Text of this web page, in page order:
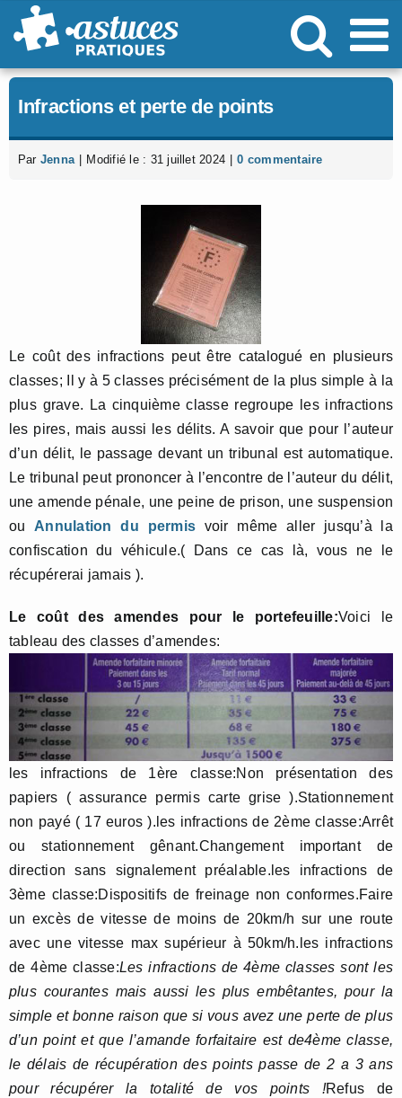
Passer
au
Infractions et perte de points
Par Jenna Modifié le : 31 juillet 2024 0 commentaire
Le coût des infractions peut être catalogué en plusieurs
classes; Il y à 5 classes précisément de la plus simple à la
plus grave. La cinquième classe regroupe les infractions
les pires, mais aussi les délits. A savoir que pour l’auteur
d’un délit, le passage devant un tribunal est automatique.
Le tribunal peut prononcer à l’encontre de l’auteur du délit,
une amende pénale, une peine de prison, une suspension
ou Annulation du permis voir même aller jusqu’à la
confiscation du véhicule.( Dans ce cas là, vous ne le
récupérerai jamais ).
Le coût des amendes pour le portefeuille:Voici le
tableau des classes d’amendes:
les infractions de 1ère classe:Non présentation des
papiers ( assurance permis carte grise ).Stationnement
non payé ( 17 euros ).les infractions de 2ème classe:Arrêt
ou stationnement gênant.Changement important de
direction sans signalement préalable.les infractions de
3ème classe:Dispositifs de freinage non conformes.Faire
un excès de vitesse de moins de 20km/h sur une route
avec une vitesse max supérieur à 50km/h.les infractions
de 4ème classe:Les infractions de 4ème classes sont les
plus courantes mais aussi les plus embêtantes, pour la
simple et bonne raison que si vous avez une perte de plus
d’un point et que l’amande forfaitaire est de4ème classe,
le délais de récupération des points passe de 2 a 3 ans
pour récupérer la totalité de vos points !Refus de